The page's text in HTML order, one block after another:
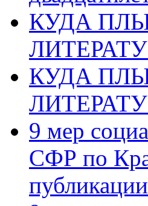
КУДА
КУДА
9 мер
СФР по
публикации